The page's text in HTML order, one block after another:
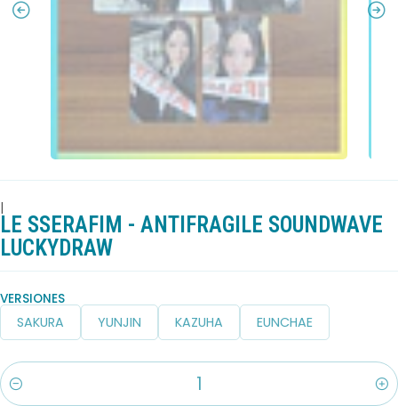
|
LE SSERAFIM - ANTIFRAGILE SOUNDWAVE
LUCKYDRAW
VERSIONES
SAKURA YUNJIN KAZUHA EUNCHAE
Cantidad